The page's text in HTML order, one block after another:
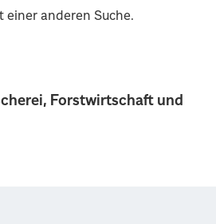
Forstwirtschaft und
einer anderen Suche.